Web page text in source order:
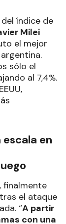
índice de
Milei
el mejor
sólo el
al 7,4%.
en
finalmente
el ataque
“A partir
con una